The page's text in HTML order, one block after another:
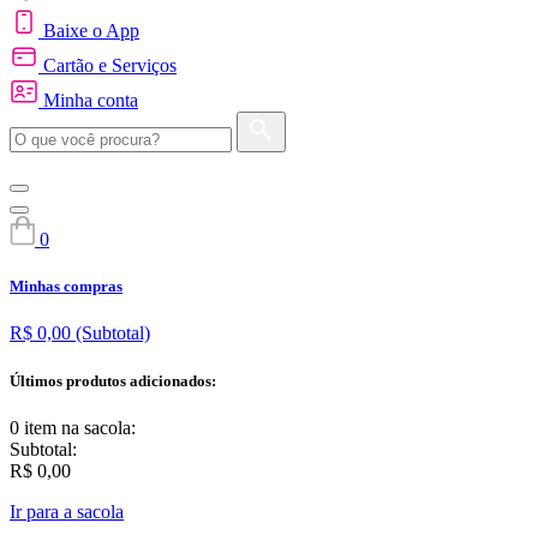
Baixe o App
Cartão e Serviços
Minha conta
0
Minhas compras
R$ 0,00 (Subtotal)
Últimos produtos adicionados:
0 item na sacola:
Subtotal:
R$ 0,00
Ir para a sacola